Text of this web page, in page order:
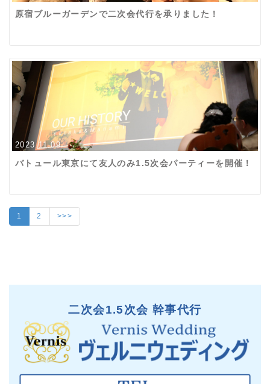
原宿ブルーガーデンで二次会代行を承りました！
2023.11.09
バトュール東京にて友人のみ1.5次会パーティーを開催！
1 2 >>>
二次会1.5次会 幹事代行